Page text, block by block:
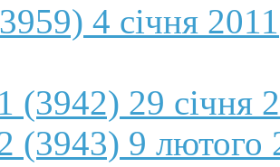
4 січня 2011
(3942) 29 січня
(3943) 9 лютого